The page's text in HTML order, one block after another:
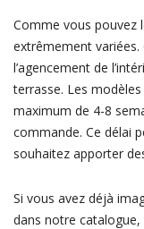
Comme vous pouvez
extrêmement
l’agencement de
terrasse. Les
maximum de 4-8
commande. Ce délai
souhaitez apporter
Si vous avez déjà
dans notre catalogue,